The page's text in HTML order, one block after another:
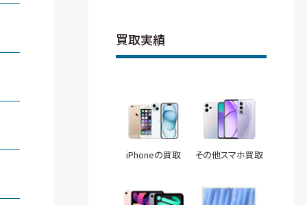
買取実績
iPhoneの買取 その他スマホ買取